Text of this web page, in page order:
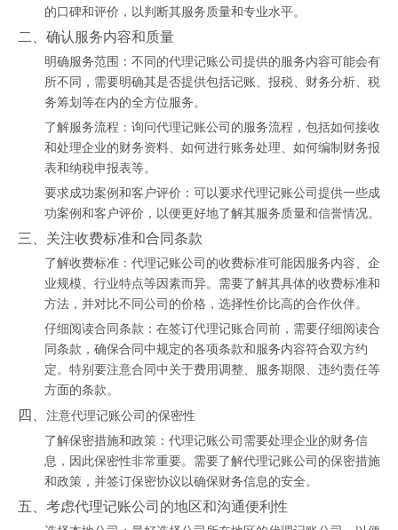
的口碑和评价，以判断其服务质量和专业水平。
二、确认服务内容和质量
明确服务范围：不同的代理记账公司提供的服务内容可能会有
所不同，需要明确其是否提供包括记账、报税、财务分析、税
务筹划等在内的全方位服务。
了解服务流程：询问代理记账公司的服务流程，包括如何接收
和处理企业的财务资料、如何进行账务处理、如何编制财务报
表和纳税申报表等。
要求成功案例和客户评价：可以要求代理记账公司提供一些成
功案例和客户评价，以便更好地了解其服务质量和信誉情况。
三、关注收费标准和合同条款
了解收费标准：代理记账公司的收费标准可能因服务内容、企
业规模、行业特点等因素而异。需要了解其具体的收费标准和
方法，并对比不同公司的价格，选择性价比高的合作伙伴。
仔细阅读合同条款：在签订代理记账合同前，需要仔细阅读合
同条款，确保合同中规定的各项条款和服务内容符合双方约
定。特别要注意合同中关于费用调整、服务期限、违约责任等
方面的条款。
四、
注意代理记账公司的保密性
了解保密措施和政策：代理记账公司需要处理企业的财务信
息，因此保密性非常重要。需要了解代理记账公司的保密措施
和政策，并签订保密协议以确保财务信息的安全。
五、考虑代理记账公司的地区和沟通便利性